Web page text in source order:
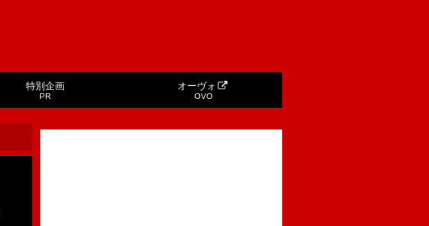
特別企画
PR
オーヴォ
OVO